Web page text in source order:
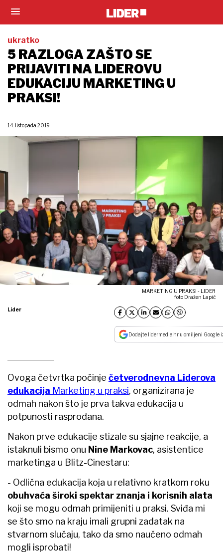
ukratko
5 RAZLOGA ZAŠTO SE
PRIJAVITI NA LIDEROVU
EDUKACIJU MARKETING U
PRAKSI!
14. listopada 2019.
MARKETING U PRAKSI - LIDER
foto Dražen Lapić
Lider
Dodajte lidermedia.hr u omiljeni Google
Ovoga četvrtka počinje četverodnevna Liderova
edukacija Marketing u praksi, organizirana je
odmah nakon što je prva takva edukacija u
potpunosti rasprodana.
Nakon prve edukacije stizale su sjajne reakcije, a
istaknuli bismo onu Nine Markovac, asistentice
marketinga u Blitz-Cinestaru:
- Odlična edukacija koja u relativno kratkom roku
obuhvaća široki spektar znanja i korisnih alata
koji se mogu odmah primijeniti u praksi. Sviđa mi
se što smo na kraju imali grupni zadatak na
stvarnom slučaju, tako da smo naučeno odmah
mogli isprobati!